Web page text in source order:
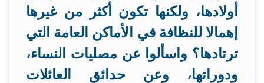
أولادها، ولكنها تكون أكثر من غيرها
إهمالا للنظافة في الأماكن العامة التي
ترتادها؟ واسألوا عن مصليات النساء،
ودوراتها، وعن حدائق العائلات